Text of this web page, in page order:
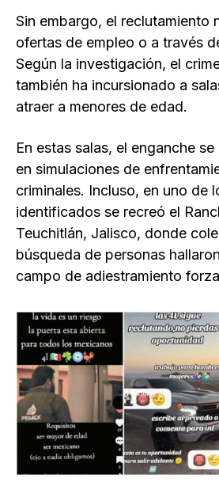
Sin embargo, el reclutamiento
ofertas de empleo o a través
Según la investigación, el
también ha incursionado a
atraer a menores de edad.
En estas salas, el enganche
en simulaciones de
criminales. Incluso, en uno de
identificados se recreó el
Teuchitlán, Jalisco, donde
búsqueda de personas
campo de adiestramiento